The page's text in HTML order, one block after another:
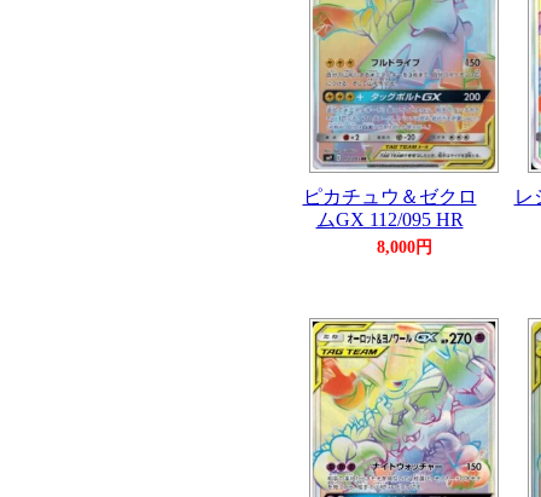
ピカチュウ＆ゼクロ
ムGX 112/095 HR
8,000円
レ